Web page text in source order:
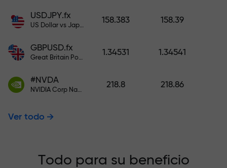
USDJPY.fx
US Dollar vs Japanese Yen
158.383 158.39
GBPUSD.fx
Great Britain Pound vs US Dollar
1.34531 1.34541
#NVDA
NVIDIA Corp Nasdaq Stock Exchange (Nasdaq) USD
218.8 218.86
Ver todo
Todo para su beneficio